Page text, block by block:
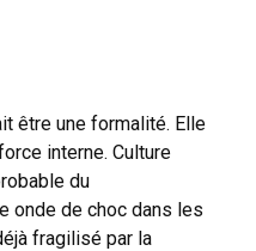
être une formalité. Elle
interne. Culture
du
onde de choc dans les
fragilisé par la